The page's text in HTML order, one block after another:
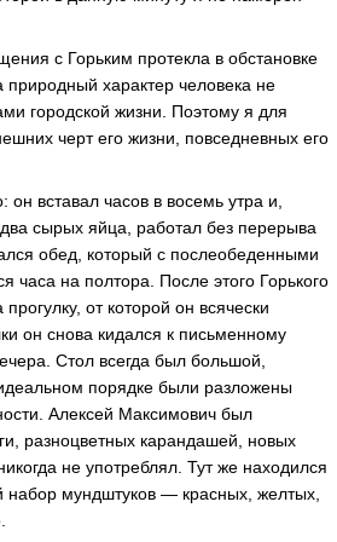
с Горьким протекла в обстановке
природный характер человека не
городской жизни. Поэтому я для
черт его жизни, повседневных его
он вставал часов в восемь утра и,
сырых яйца, работал без перерыва
обед, который с послеобеденными
часа на полтора. После этого Горького
от которой он всячески
он снова кидался к письменному
Стол всегда был большой,
порядке были разложены
Алексей Максимович был
разноцветных карандашей, новых
не употреблял. Тут же находился
набор мундштуков — красных, желтых,